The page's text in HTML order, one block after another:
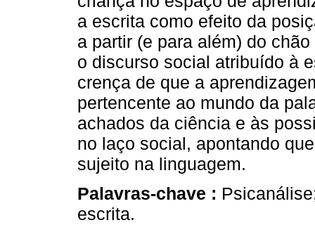
a escrita como efeito da
a partir (e para além) do
o discurso social atribuído à
crença de que a
pertencente ao mundo da
achados da ciência e às
no laço social, apontando
sujeito na linguagem.
Palavras-chave :
escrita.